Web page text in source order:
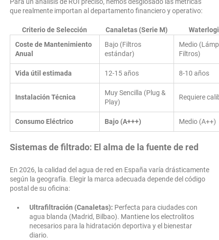
Para un análisis de ROI preciso, hemos desglosado las métricas
que realmente importan al departamento financiero y operativo:
Criterio de Selección Canaletas (Serie M)
Coste de Mantenimiento
Anual
Bajo (Filtros
estándar)
Medio
Filtros)
Vida útil estimada 12-15 años 8-10 años
Instalación Técnica
Muy Sencilla (Plug &
Play)
Requiere
Consumo Eléctrico Bajo (A+++) Medio (A++)
Sistemas de filtrado: El alma de la fuente de red
En 2026, la calidad del agua de red en España varía drásticamente
según la geografía. Elegir la marca adecuada depende del código
postal de su oficina:
Ultrafiltración (Canaletas): Perfecta para ciudades con
agua blanda (Madrid, Bilbao). Mantiene los electrolitos
necesarios para la hidratación deportiva y el bienestar
diario.